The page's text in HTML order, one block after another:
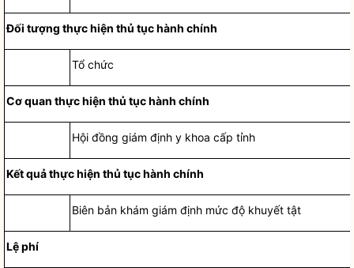
Đối tượng thực hiệnthủ tục hành chính
Tổ chức
Cơ quan thực hiệnthủ tục hành chính
Hội đồng giám định y khoa cấp tỉnh
Kết quả thực hiệnthủ tục hành chính
Biên bản khám giám định mức độ khuyết tật
Lệ phí